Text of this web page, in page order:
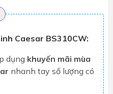
Caesar BS310CW:
dụng khuyến mãi mùa
nhanh tay số lượng có